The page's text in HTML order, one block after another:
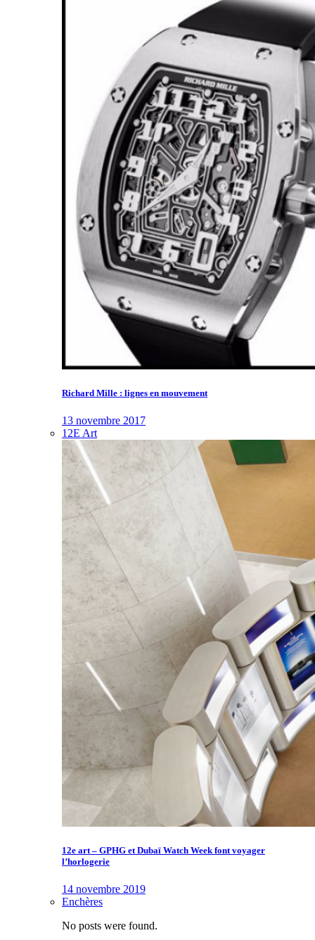
Richard Mille : lignes en mouvement
13 novembre 2017
12E Art
12e art – GPHG et Dubaï Watch Week font voyager
l’horlogerie
14 novembre 2019
Enchères
No posts were found.